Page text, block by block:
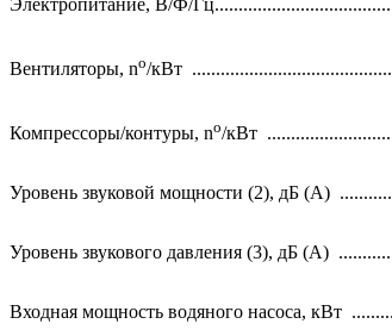
Вентиляторы, no/кВт
Компрессоры/контуры, no/кВт
Уровень звуковой мощности (2), дБ (А)
Уровень звукового давления (3), дБ (А)
Входная мощность водяного насоса, кВт